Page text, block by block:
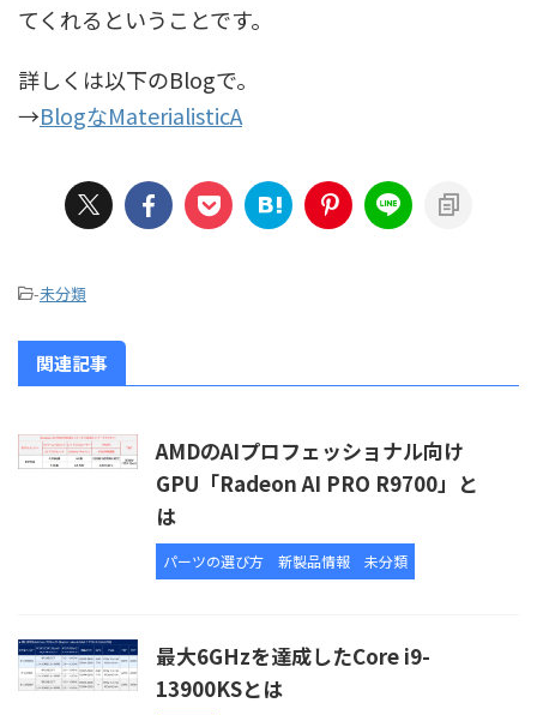
てくれるということです。
詳しくは以下のBlogで。
→BlogなMaterialisticA
-未分類
関連記事
AMDのAIプロフェッショナル向け
GPU「Radeon AI PRO R9700」と
は
パーツの選び方 新製品情報 未分類
最大6GHzを達成したCore i9-
13900KSとは